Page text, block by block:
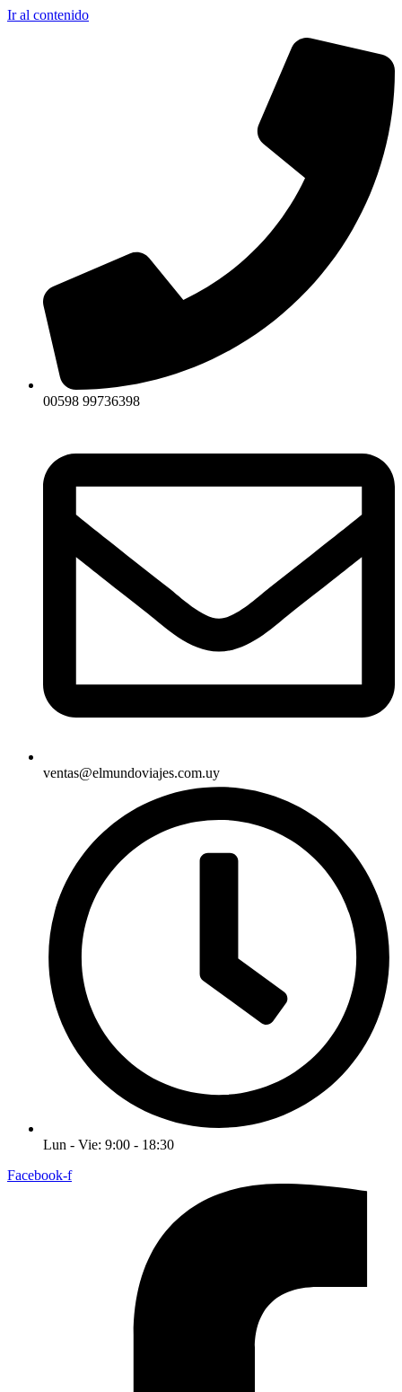
Ir al contenido
00598 99736398
ventas@elmundoviajes.com.uy
Lun - Vie: 9:00 - 18:30
Facebook-f